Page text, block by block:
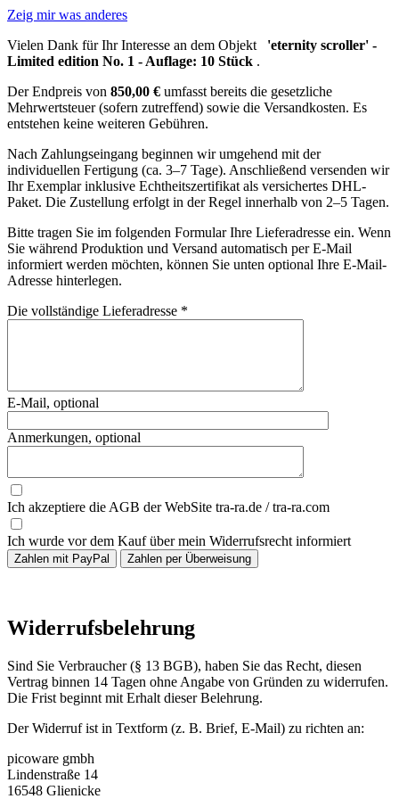
Zeig mir was anderes
Vielen Dank für Ihr Interesse an dem Objekt 'eternity scroller' -
Limited edition No. 1 - Auflage: 10 Stück .
Der Endpreis von 850,00 € umfasst bereits die gesetzliche
Mehrwertsteuer (sofern zutreffend) sowie die Versandkosten. Es
entstehen keine weiteren Gebühren.
Nach Zahlungseingang beginnen wir umgehend mit der
individuellen Fertigung (ca. 3–7 Tage). Anschließend versenden wir
Ihr Exemplar inklusive Echtheitszertifikat als versichertes DHL-
Paket. Die Zustellung erfolgt in der Regel innerhalb von 2–5 Tagen.
Bitte tragen Sie im folgenden Formular Ihre Lieferadresse ein. Wenn
Sie während Produktion und Versand automatisch per E-Mail
informiert werden möchten, können Sie unten optional Ihre E-Mail-
Adresse hinterlegen.
Die vollständige Lieferadresse *
E-Mail, optional
Anmerkungen, optional
Ich akzeptiere die AGB der WebSite tra-ra.de / tra-ra.com
Ich wurde vor dem Kauf über mein Widerrufsrecht informiert
Widerrufsbelehrung
Sind Sie Verbraucher (§ 13 BGB), haben Sie das Recht, diesen
Vertrag binnen 14 Tagen ohne Angabe von Gründen zu widerrufen.
Die Frist beginnt mit Erhalt dieser Belehrung.
Der Widerruf ist in Textform (z. B. Brief, E-Mail) zu richten an:
picoware gmbh
Lindenstraße 14
16548 Glienicke